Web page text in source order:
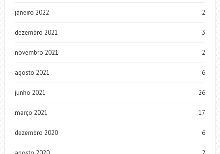
janeiro 2022 2
dezembro 2021 3
novembro 2021 2
agosto 2021 6
junho 2021 26
março 2021 17
dezembro 2020 6